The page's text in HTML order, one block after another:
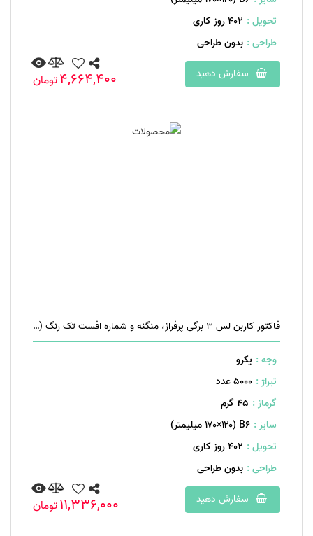
تحویل : 402 روز کاری
طراحی : بدون طراحی
سفارش دهید
4,664,400تومان
فاکتور کاربن لس ۳ برگی پرفراژ، منگنه و شماره افست تک رنگ (مشکی)
وجه : یکرو
تیراژ : 5000 عدد
گرماژ : ۴۵ گرم
سایز : B۶ (۱۷۰×۱۲۰ میلیمتر)
تحویل : 402 روز کاری
طراحی : بدون طراحی
سفارش دهید
11,336,000تومان